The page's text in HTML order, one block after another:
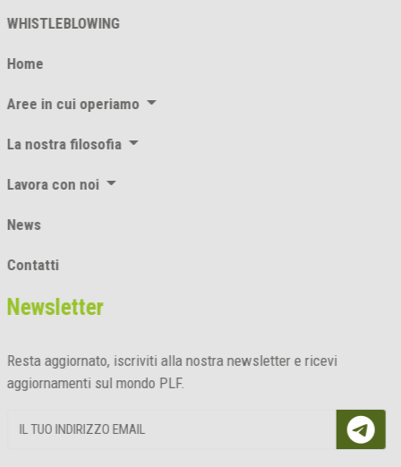
WHISTLEBLOWING
Home
Aree in cui operiamo
La nostra filosofia
Lavora con noi
News
Contatti
Newsletter
Resta aggiornato, iscriviti alla nostra newsletter e ricevi
aggiornamenti sul mondo PLF.